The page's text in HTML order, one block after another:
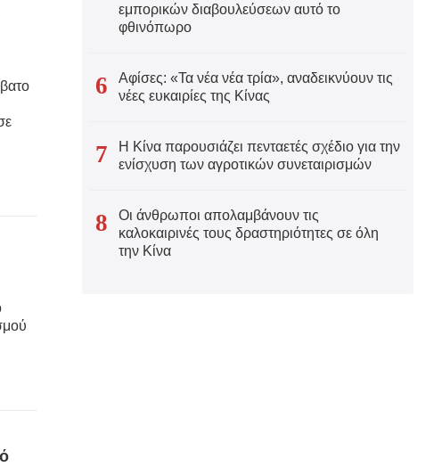
εμπορικών διαβουλεύσεων αυτό το
φθινόπωρο
6
Αφίσες: «Τα νέα νέα τρία», αναδεικνύουν τις
νέες ευκαιρίες της Κίνας
7
Η Κίνα παρουσιάζει πενταετές σχέδιο για την
ενίσχυση των αγροτικών συνεταιρισμών
8
Οι άνθρωποι απολαμβάνουν τις
καλοκαιρινές τους δραστηριότητες σε όλη
την Κίνα